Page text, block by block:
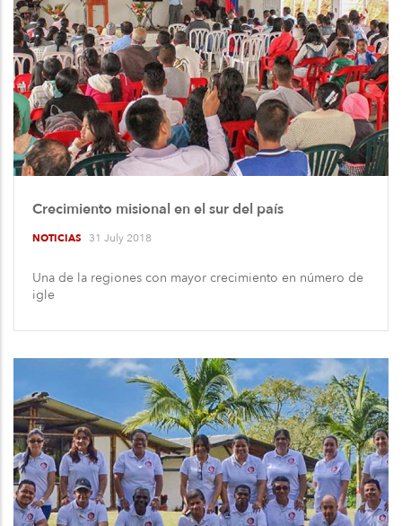
Crecimiento misional en el sur del país
NOTICIAS 31 July 2018
Una de la regiones con mayor crecimiento en número de
igle